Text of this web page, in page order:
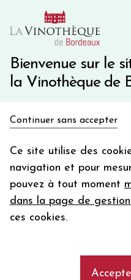
Bienvenue sur le
la Vinothèque de
Continuer sans accepter
Ce site utilise des
navigation et pour
pouvez à tout moment
dans la page de
ces cookies.
10€ de remise immédiate
Une question
Votre
email
En m’abonnant,